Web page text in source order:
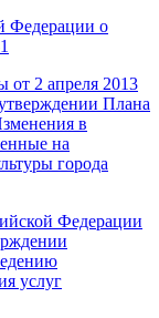
Федерации о
от 2 апреля 2013
Плана
в
на
города
Федерации
услуг